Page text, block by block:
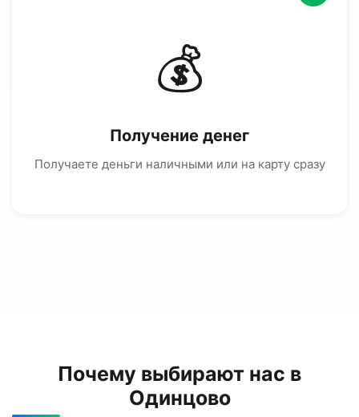
💰
Получение денег
Получаете деньги наличными или на карту сразу
Почему выбирают нас в
Одинцово